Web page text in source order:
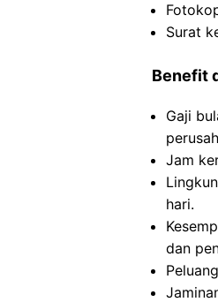
Surat
Benefit
Gaji
Jam
hari.
dan